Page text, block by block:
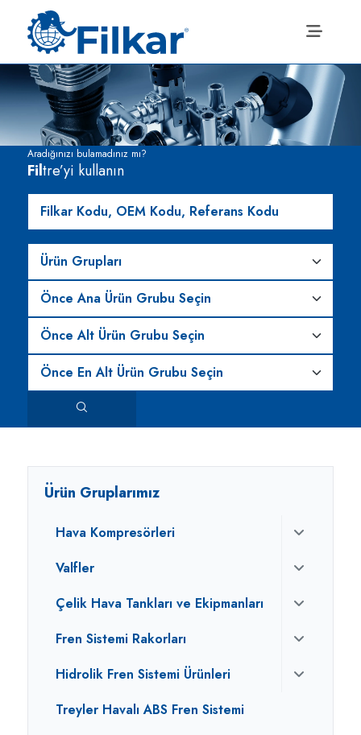
Aradığınızı bulamadınız mı?
Filtre’yi kullanın
Ürün Gruplarımız
Hava Kompresörleri
Valfler
Çelik Hava Tankları ve Ekipmanları
Fren Sistemi Rakorları
Hidrolik Fren Sistemi Ürünleri
Treyler Havalı ABS Fren Sistemi